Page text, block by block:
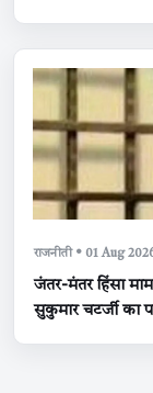
राजनीती • 01 Aug
जंतर-मंतर हिंसा
सुकुमार चटर्जी का